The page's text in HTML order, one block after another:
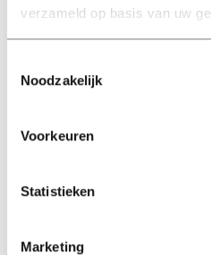
verzameld op basis van uw
Noodzakelijk
Voorkeuren
Statistieken
Marketing
Fan of